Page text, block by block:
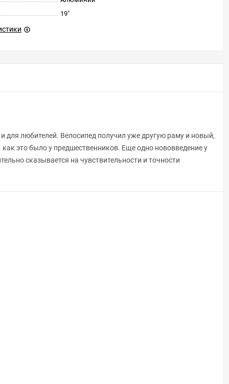
19"
для любителей. Велосипед получил уже другую раму и новый,
это было у предшественников. Еще одно нововведение у
сказывается на чувствительности и точности